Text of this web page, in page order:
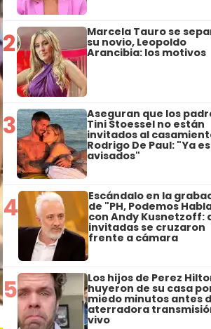
2 Marcela Tauro se
su novio, Leopoldo
Arancibia: los motivos
3 Aseguran que los
Tini Stoessel no están
invitados al
Rodrigo De Paul: "Ya
avisados"
4 Escándalo en la
de "PH, Podemos
con Andy Kusnetzoff:
invitadas se cruzaron
frente a cámara
5 Los hijos de Perez
huyeron de su casa
miedo minutos antes
aterradora
vivo